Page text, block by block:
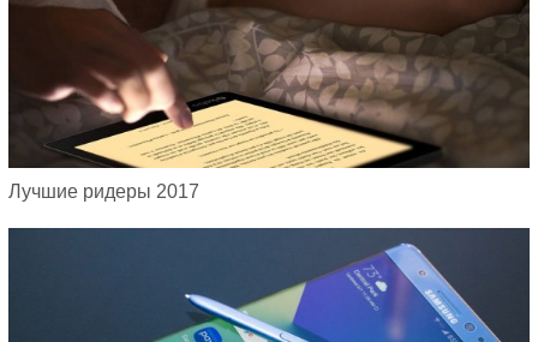
Лучшие ридеры 2017